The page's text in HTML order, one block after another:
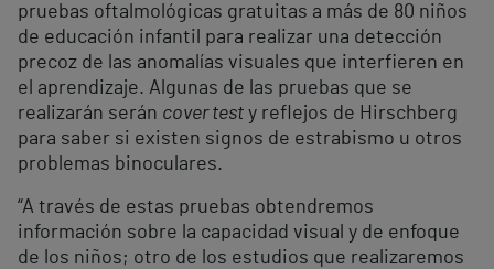
pruebas oftalmológicas gratuitas a más de 80 niños
de educación infantil para realizar una detección
precoz de las anomalías visuales que interfieren en
el aprendizaje. Algunas de las pruebas que se
realizarán serán cover test y reflejos de Hirschberg
para saber si existen signos de estrabismo u otros
problemas binoculares.
“A través de estas pruebas obtendremos
información sobre la capacidad visual y de enfoque
de los niños; otro de los estudios que realizaremos